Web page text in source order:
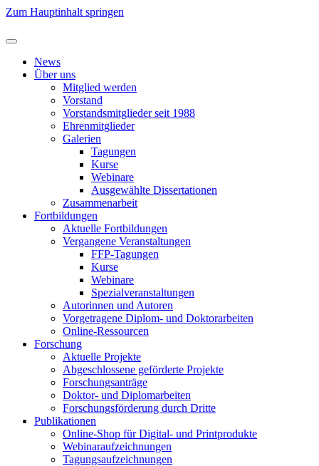
Zum Hauptinhalt springen
News
Über uns
Mitglied werden
Vorstand
Vorstandsmitglieder seit 1988
Ehrenmitglieder
Galerien
Tagungen
Kurse
Webinare
Ausgewählte Dissertationen
Zusammenarbeit
Fortbildungen
Aktuelle Fortbildungen
Vergangene Veranstaltungen
FFP-Tagungen
Kurse
Webinare
Spezialveranstaltungen
Autorinnen und Autoren
Vorgetragene Diplom- und Doktorarbeiten
Online-Ressourcen
Forschung
Aktuelle Projekte
Abgeschlossene geförderte Projekte
Forschungsanträge
Doktor- und Diplomarbeiten
Forschungsförderung durch Dritte
Publikationen
Online-Shop für Digital- und Printprodukte
Webinaraufzeichnungen
Tagungsaufzeichnungen